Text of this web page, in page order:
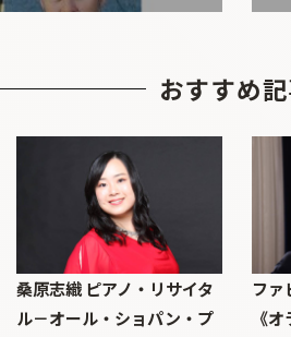
おすすめ
桑原志織 ピアノ・リサイタ
ル－オール・ショパン・プ
ファ
《